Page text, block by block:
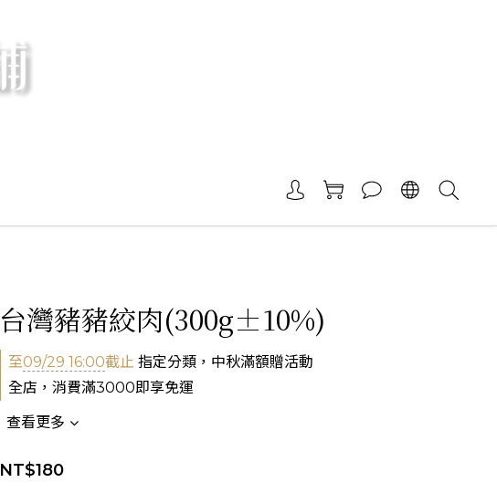
台灣豬豬絞肉(300g±10%)
至09/29 16:00截止 指定分類，中秋滿額贈活動
全店，消費滿3000即享免運
查看更多
NT$180